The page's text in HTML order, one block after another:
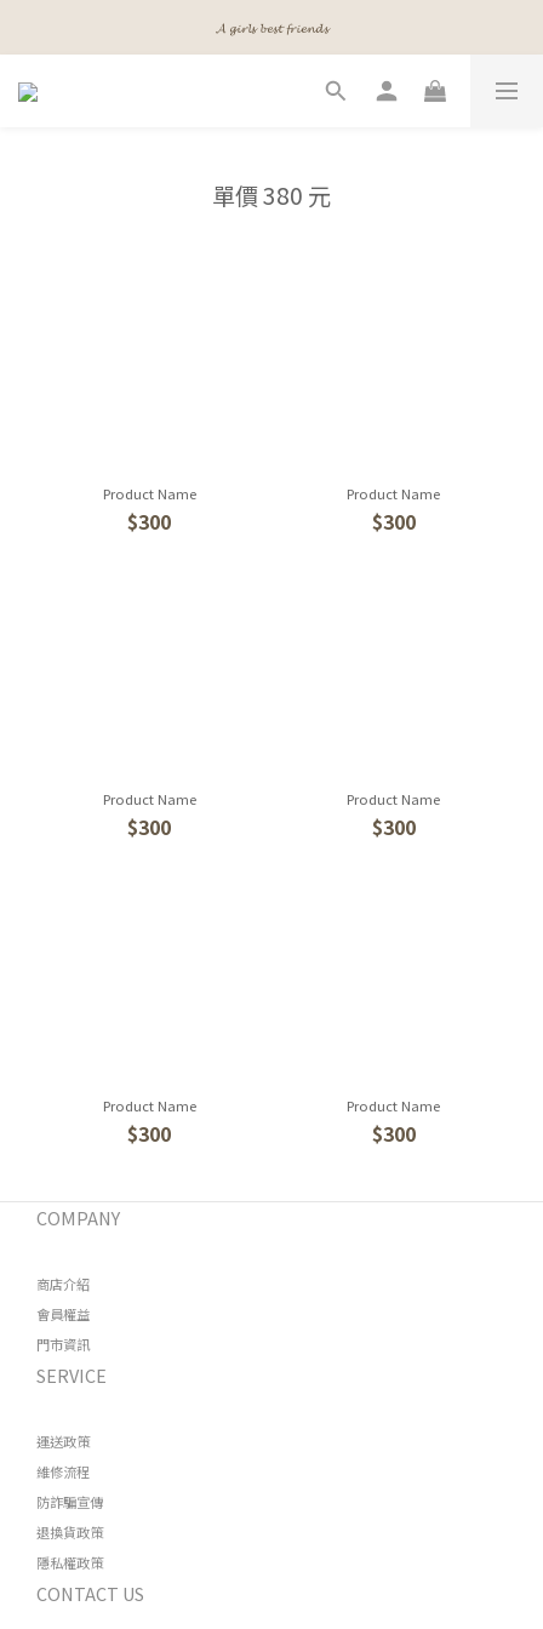
𝓐 𝓰𝓲𝓻𝓵𝓼 𝓫𝓮𝓼𝓽 𝓯𝓻𝓲𝓮𝓷𝓭𝓼
𝓐 𝓰𝓲𝓻𝓵𝓼 𝓫𝓮𝓼𝓽 𝓯𝓻𝓲𝓮𝓷𝓭𝓼
單價 380 元
Product Name
$300
Product Name
$300
Product Name
$300
Product Name
$300
Product Name
$300
Product Name
$300
COMPANY
商店介紹
會員權益
門市資訊
SERVICE
運送政策
維修流程
防詐騙宣傳
退換貨政策
隱私權政策
CONTACT US